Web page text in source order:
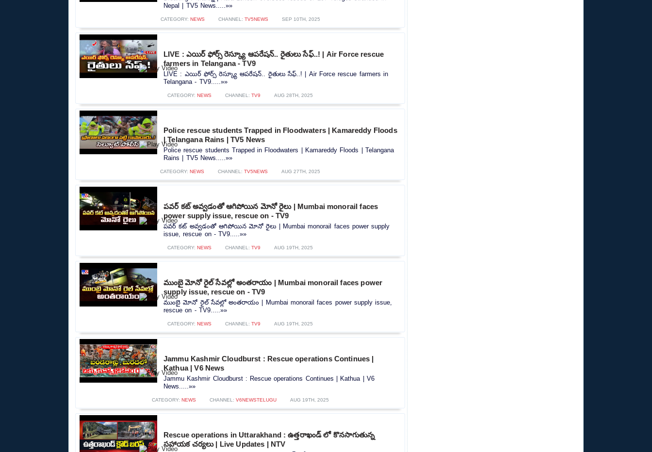
Nepal | TV5 News.....»»
CATEGORY: NEWS CHANNEL: TV5NEWS SEP 10TH, 2025
LIVE : ఎయిర్ ఫోర్స్ రెస్క్యూ ఆపరేషన్.. రైతులు సేఫ్..! | Air Force rescue
farmers in Telangana - TV9
LIVE : ఎయిర్ ఫోర్స్ రెస్క్యూ ఆపరేషన్.. రైతులు సేఫ్..! | Air Force rescue farmers in
Telangana - TV9.....»»
CATEGORY: NEWS CHANNEL: TV9 AUG 28TH, 2025
Police rescue students Trapped in Floodwaters | Kamareddy Floods
| Telangana Rains | TV5 News
Police rescue students Trapped in Floodwaters | Kamareddy Floods | Telangana
Rains | TV5 News.....»»
CATEGORY: NEWS CHANNEL: TV5NEWS AUG 27TH, 2025
పవర్ కట్ అవ్వడంతో ఆగిపోయిన మోనో రైలు | Mumbai monorail faces
power supply issue, rescue on - TV9
పవర్ కట్ అవ్వడంతో ఆగిపోయిన మోనో రైలు | Mumbai monorail faces power supply
issue, rescue on - TV9.....»»
CATEGORY: NEWS CHANNEL: TV9 AUG 19TH, 2025
ముంబై మోనో రైల్ సేవల్లో అంతరాయం | Mumbai monorail faces power
supply issue, rescue on - TV9
ముంబై మోనో రైల్ సేవల్లో అంతరాయం | Mumbai monorail faces power supply issue,
rescue on - TV9.....»»
CATEGORY: NEWS CHANNEL: TV9 AUG 19TH, 2025
Jammu Kashmir Cloudburst : Rescue operations Continues |
Kathua | V6 News
Jammu Kashmir Cloudburst : Rescue operations Continues | Kathua | V6
News.....»»
CATEGORY: NEWS CHANNEL: V6NEWSTELUGU AUG 19TH, 2025
Rescue operations in Uttarakhand : ఉత్తరాఖండ్ లో కొనసాగుతున్న
సహాయక చర్యలు | Live Updates | NTV